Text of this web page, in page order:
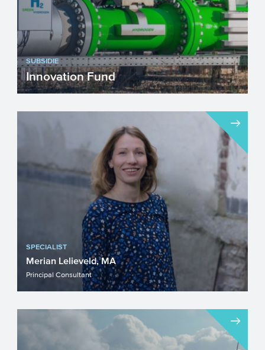
SUBSIDIE
Innovation Fund
ondersteunt innovatieprojecten gericht op
koolstofarme technologieën. ...
SPECIALIST
Merian Lelieveld, MA
Principal Consultant